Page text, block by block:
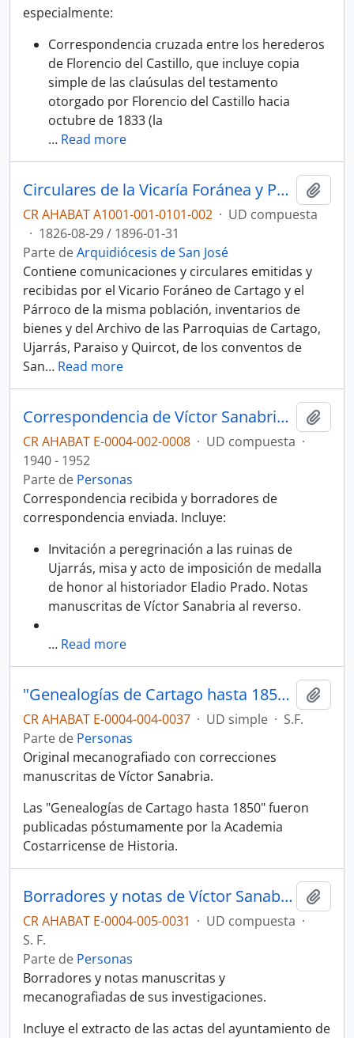
especialmente:
Correspondencia cruzada entre los herederos
de Florencio del Castillo, que incluye copia
simple de las claúsulas del testamento
otorgado por Florencio del Castillo hacia
octubre de 1833 (la
… Read more
Circulares de la Vicaría Foránea y Parroquia de Cartago, inventarios parroquiales y documentos diversos
CR AHABAT A1001-001-0101-002 · UD compuesta
· 1826-08-29 / 1896-01-31
Parte deArquidiócesis de San José
Contiene comunicaciones y circulares emitidas y
recibidas por el Vicario Foráneo de Cartago y el
Párroco de la misma población, inventarios de
bienes y del Archivo de las Parroquias de Cartago,
Ujarrás, Paraiso y Quircot, de los conventos de
San… Read more
Correspondencia de Víctor Sanabria siendo arzobispo de San José
CR AHABAT E-0004-002-0008 · UD compuesta ·
1940 - 1952
Parte de Personas
Correspondencia recibida y borradores de
correspondencia enviada. Incluye:
Invitación a peregrinación a las ruinas de
Ujarrás, misa y acto de imposición de medalla
de honor al historiador Eladio Prado. Notas
manuscritas de Víctor Sanabria al reverso.
… Read more
"Genealogías de Cartago hasta 1850. Tomo XII: Ujarrás", por Victor Sanabria Martínez.
CR AHABAT E-0004-004-0037 · UD simple · S.F.
Parte de Personas
Original mecanografiado con correcciones
manuscritas de Víctor Sanabria.
Las "Genealogías de Cartago hasta 1850" fueron
publicadas póstumamente por la Academia
Costarricense de Historia.
Borradores y notas de Víctor Sanabria sobre temas históricos (VI)
CR AHABAT E-0004-005-0031 · UD compuesta ·
S. F.
Parte de Personas
Borradores y notas manuscritas y
mecanografiadas de sus investigaciones.
Incluye el extracto de las actas del ayuntamiento de